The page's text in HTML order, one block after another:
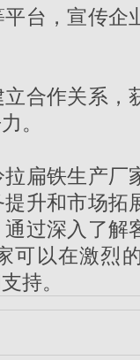
台，宣传企
合作关系，
。
拉扁铁生产厂
升和市场拓
过深入了解
可以在激烈
持。